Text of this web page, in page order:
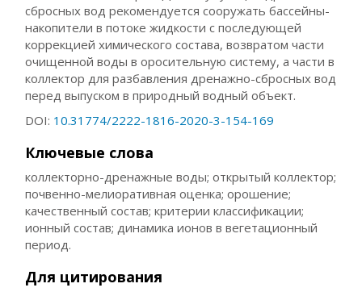
сбросных вод рекомендуется сооружать бассейны-
накопители в потоке жидкости с последующей
коррекцией химического состава, возвратом части
очищенной воды в оросительную систему, а части в
коллектор для разбавления дренажно-сбросных вод
перед выпуском в природный водный объект.
DOI: 10.31774/2222-1816-2020-3-154-169
Ключевые слова
коллекторно-дренажные воды; открытый коллектор;
почвенно-мелиоративная оценка; орошение;
качественный состав; критерии классификации;
ионный состав; динамика ионов в вегетационный
период.
Для цитирования